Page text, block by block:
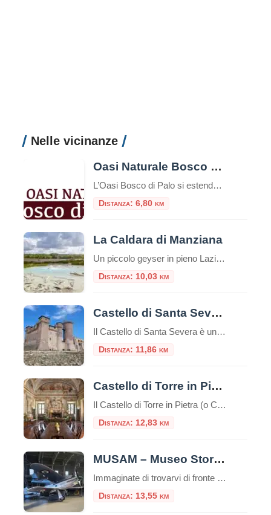
Nelle vicinanze
Oasi Naturale Bosco di Palo
L’Oasi Bosco di Palo si estende per circa 120 ettari nel comune di Ladispoli, in provincia di Roma, a pochi passi dal Mar Tirreno. È un raro esempio di bosco planiziale costiero che conserva ancora le caratteristiche originarie della vegetazione mediterranea, oggi quasi del tutto scomparsa lungo le coste italiane. Storia e tutela Fondata nel […]
Distanza: 6,80 km
La Caldara di Manziana
Un piccolo geyser in pieno Lazio La “callara” è il nome che viene dato, nel dialetto di queste zone a nord di Roma, alla Caldara di Manziana. Terra vulcanica, come ci ricordano anche le vicine solfatare della Macchia Grande e di Monterano e terra dell’antico vulcano Sabatino di cui restano testimonianza le terme di Stigliano, […]
Distanza: 10,03 km
Castello di Santa Severa
Il Castello di Santa Severa è un’imponente struttura situata lungo la costa tirrenica dell’Italia, nel comune di Santa Marinella, nella regione del Lazio. Questo castello medievale è noto per la sua posizione panoramica sul mare e la sua storia ricca di avvenimenti. Ecco alcuni punti salienti riguardo al Castello di Santa Severa: Il Castello deve […]
Distanza: 11,86 km
Castello di Torre in Pietra
Il Castello di Torre in Pietra (o Castello Falconieri) è un antico castello situato nella regione del Lazio, in Italia. Si trova a circa 30 chilometri a nord-ovest di Roma, vicino al comune di Fiumicino. Il castello prende il nome dalla torre di difesa in pietra, che è l’elemento principale dell’edificio. La sua costruzione risale […]
Distanza: 12,83 km
MUSAM – Museo Storico dell’Aeronautica Militare
Immaginate di trovarvi di fronte ai velivoli che hanno scritto la storia dell’aviazione italiana, circondati dalle acque cristalline del Lago di Bracciano. Benvenuti al MUSAM, il Museo Storico dell’Aeronautica Militare di Vigna di Valle, uno dei più importanti musei aeronautici al mondo e una destinazione imperdibile per chi ama la storia, la tecnologia e l’avventura […]
Distanza: 13,55 km